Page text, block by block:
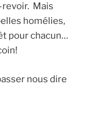
revoir. Mais
homélies,
pour chacun…
nous dire